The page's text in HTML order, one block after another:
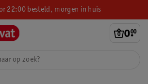
22:00 besteld, morgen in huis
0.
00